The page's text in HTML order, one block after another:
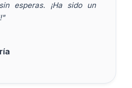
esperas. ¡Ha sido un